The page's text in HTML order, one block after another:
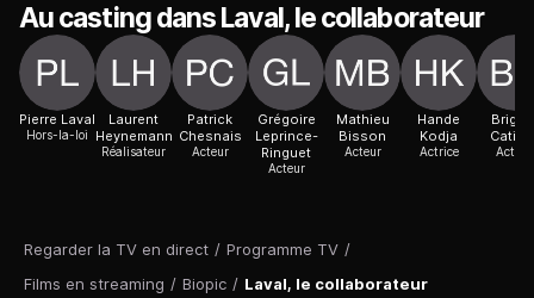
Regarder la TV en direct / Programme TV /
Films en streaming / Biopic / Laval, le collaborateur
Au casting dans Laval, le collaborateur
Pierre Laval
Hors-la-loi
Laurent
Heynemann
Réalisateur
Patrick
Chesnais
Acteur
Grégoire
Leprince-
Ringuet
Acteur
Mathieu
Bisson
Acteur
Hande
Kodja
Actrice Actrice